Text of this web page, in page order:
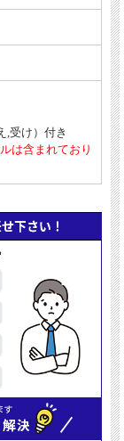
,受け）付き
は含まれており